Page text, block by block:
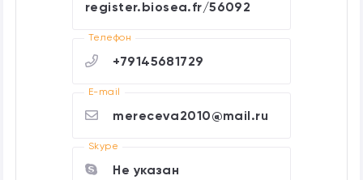
register.biosea.fr/56092
Телефон
+79145681729
E-mail
mereceva2010@mail.ru
Skype
Не указан